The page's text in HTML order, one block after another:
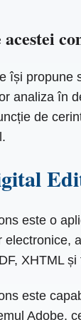
își propune
analiza în
de
este o
electronice,
XHTML și
este
Adobe,